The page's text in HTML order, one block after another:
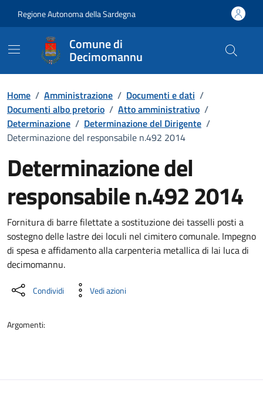
Regione Autonoma della Sardegna
Comune di
Decimomannu
Home / Amministrazione / Documenti e dati /
Documenti albo pretorio / Atto amministrativo /
Determinazione / Determinazione del Dirigente /
Determinazione del responsabile n.492 2014
Determinazione del
responsabile n.492 2014
Dettaglio del documento
Fornitura di barre filettate a sostituzione dei tasselli posti a
sostegno delle lastre dei loculi nel cimitero comunale. Impegno
di spesa e affidamento alla carpenteria metallica di lai luca di
decimomannu.
Condividi Vedi azioni
Argomenti: